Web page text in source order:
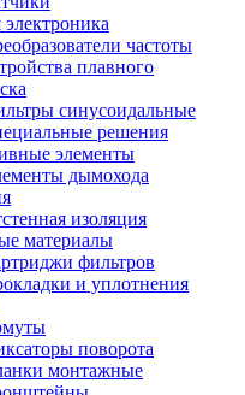
частоты
плавного
синусоидальные
решения
элементы
дымохода
изоляция
материалы
фильтров
и уплотнения
поворота
монтажные